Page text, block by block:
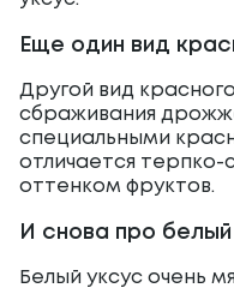
Еще один вид
Другой вид
сбраживания
специальными
отличается терпко-
оттенком фруктов.
И снова про
Белый уксус очень